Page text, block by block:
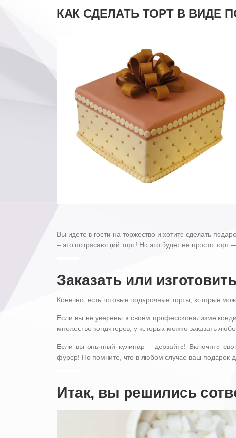
КАК СДЕЛАТЬ ТОРТ В ВИДЕ
Вы идете в гости на торжество и хотите сделать
– это потрясающий торт! Но это будет не просто торт
Заказать или
Конечно, есть готовые подарочные торты, которые
Если вы не уверены в своём профессионализме
множество кондитеров, у которых можно заказать
Если вы опытный кулинар – дерзайте! Включите
фурор! Но помните, что в любом случае ваш подарок
Итак, вы решились